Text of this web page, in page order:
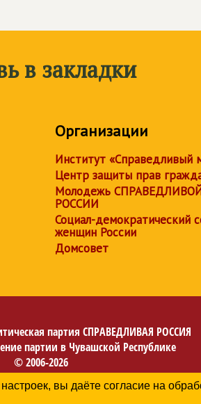
в закладки
Организации
Институт «Справедливый
Центр защиты прав
Молодежь
РОССИИ
Социал-демократический
женщин России
Домсовет
партия СПРАВЕДЛИВАЯ РОССИЯ
партии в Чувашской Республике
© 2006-2026
обработки персональных данных
вы даёте согласие на